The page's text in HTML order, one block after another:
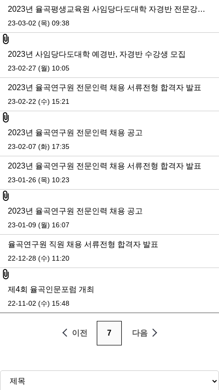
2023년 율곡평생교육원 사임당다도대학 자경반 전문강사 모집 공고-(3.9.수정)
23-03-02 (목) 09:38
첨부파일
2023년 사임당다도대학 예경반, 자경반 수강생 모집
23-02-27 (월) 10:05
2023년 율곡연구원 전문인력 채용 서류전형 합격자 발표
23-02-22 (수) 15:21
첨부파일
2023년 율곡연구원 전문인력 채용 공고
23-02-07 (화) 17:35
2023년 율곡연구원 전문인력 채용 서류전형 합격자 발표
23-01-26 (목) 10:23
첨부파일
2023년 율곡연구원 전문인력 채용 공고
23-01-09 (월) 16:07
율곡연구원 직원 채용 서류전형 합격자 발표
22-12-28 (수) 11:20
첨부파일
제4회 율곡인문포럼 개최
22-11-02 (수) 15:48
이전 7 다음